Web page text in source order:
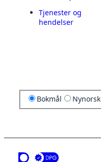
Tjenester og
hendelser
Bokmål Nynorsk